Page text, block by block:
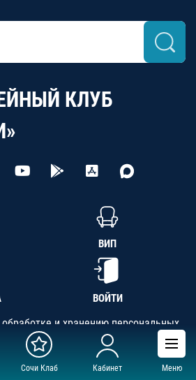
Сочи Клаб Кабинет Меню
КЛУБ
ВИП
ВОЙТИ
и хранению персональных
данных
Регион», ОГРН 1142300002349,